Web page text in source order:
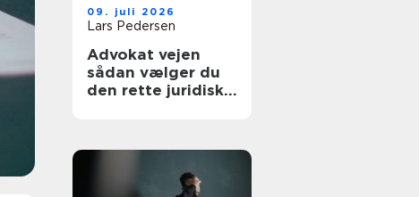
09. juli 2026
Lars Pedersen
Advokat vejen
sådan vælger du
den rette juridiske